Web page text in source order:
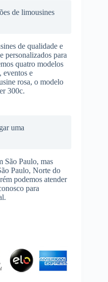
de limousines
de qualidade e
personalizados para
quatro modelos
eventos e
rosa, o modelo
300c.
uma
São Paulo, mas
Paulo, Norte do
podemos atender
para